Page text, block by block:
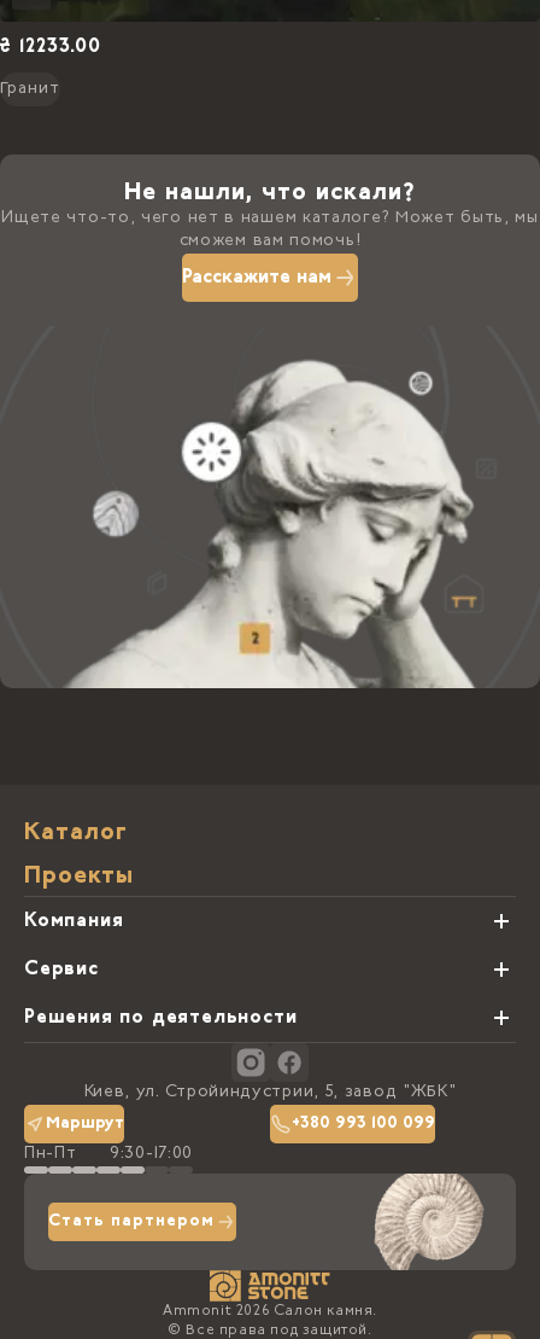
₴ 12233.00
Гранит
Не нашли, что искали?
Ищете что-то, чего нет в нашем каталоге? Может быть, мы
сможем вам помочь!
Расскажите нам
Каталог
Проекты
Компания
О нас
Блог
Контакты
Политика конфиденциальности
Доставка та оплата
Сервис
Виды обработки камня
Решения по деятельности
Киев, ул. Стройиндустрии, 5, завод "ЖБК"
Маршрут
+380 993 100 099
Пн-Пт
9:30-17:00
Стать партнером
Ammonit 2026 Салон камня.
© Все права под защитой.